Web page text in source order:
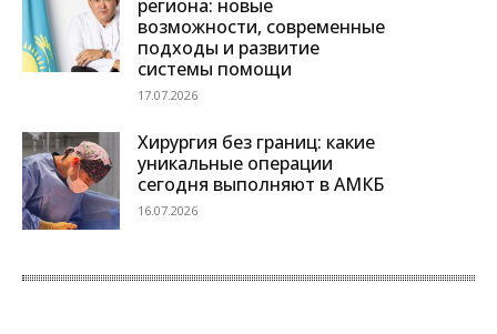
региона: новые
возможности, современные
подходы и развитие
системы помощи
17.07.2026
Хирургия без границ: какие
уникальные операции
сегодня выполняют в АМКБ
16.07.2026